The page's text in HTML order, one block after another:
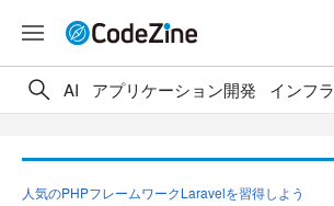
AI アプリケーション開発 インフラ
人気のPHPフレームワークLaravelを習得しよう